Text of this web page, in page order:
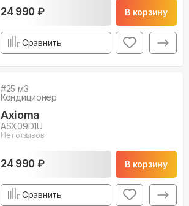
24 990 ₽ В корзину
Сравнить
#25 м3
Кондиционер
Axioma
ASX09D1U
Нет отзывов
24 990 ₽ В корзину
Сравнить